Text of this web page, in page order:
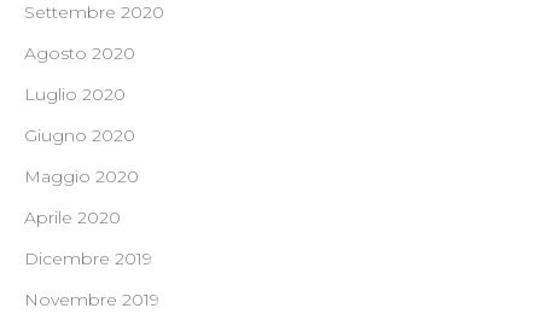
Settembre 2020
Agosto 2020
Luglio 2020
Giugno 2020
Maggio 2020
Aprile 2020
Dicembre 2019
Novembre 2019